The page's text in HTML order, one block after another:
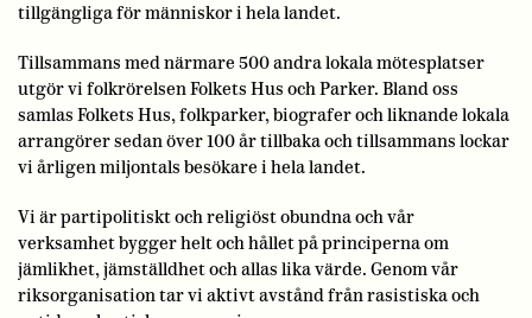
tillgängliga för människor i hela landet.
Tillsammans med närmare 500 andra lokala mötesplatser
utgör vi folkrörelsen Folkets Hus och Parker. Bland oss
samlas Folkets Hus, folkparker, biografer och liknande lokala
arrangörer sedan över 100 år tillbaka och tillsammans lockar
vi årligen miljontals besökare i hela landet.
Vi är partipolitiskt och religiöst obundna och vår
verksamhet bygger helt och hållet på principerna om
jämlikhet, jämställdhet och allas lika värde. Genom vår
riksorganisation tar vi aktivt avstånd från rasistiska och